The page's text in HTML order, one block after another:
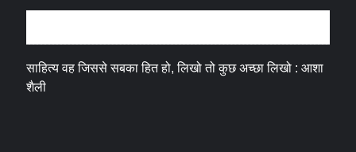
साहित्य वह जिससे सबका हित हो, लिखो तो कुछ अच्छा लिखो : आशा
शैली